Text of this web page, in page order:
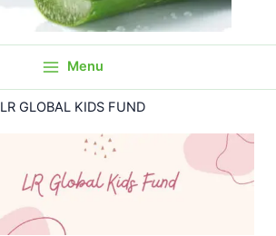
Menu
LR GLOBAL KIDS FUND